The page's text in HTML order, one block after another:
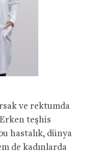
ve rektumda
teşhis
hastalık, dünya
de kadınlarda